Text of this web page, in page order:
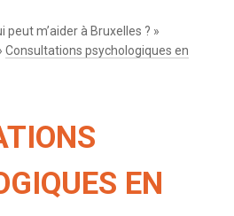
peut m’aider à Bruxelles ? »
Consultations psychologiques en
EN